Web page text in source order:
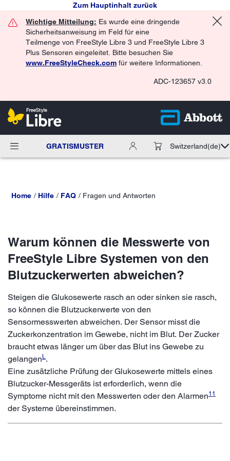
Zum Hauptinhalt zurück
Wichtige Mitteilung: Es wurde eine dringende
Sicherheitsanweisung im Feld für eine
Teilmenge von FreeStyle Libre 3 und FreeStyle Libre 3
Plus Sensoren eingeleitet. Bitte besuchen Sie
www.FreeStyleCheck.com für weitere Informationen.
ADC-123657 v3.0
GRATISMUSTER Switzerland(de)
Home Hilfe FAQ Fragen und Antworten
Warum können die Messwerte von
FreeStyle Libre Systemen von den
Blutzuckerwerten abweichen?
Steigen die Glukosewerte rasch an oder sinken sie rasch,
so können die Blutzuckerwerte von den
Sensormesswerten abweichen. Der Sensor misst die
Zuckerkonzentration im Gewebe, nicht im Blut. Der Zucker
braucht etwas länger um über das Blut ins Gewebe zu
gelangen L.
Eine zusätzliche Prüfung der Glukosewerte mittels eines
Blutzucker-Messgeräts ist erforderlich, wenn die
Symptome nicht mit den Messwerten oder den Alarmen11
der Systeme übereinstimmen.